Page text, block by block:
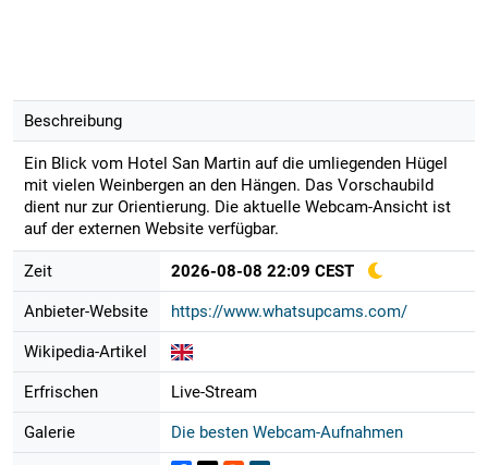
Beschreibung
Ein Blick vom Hotel San Martin auf die umliegenden Hügel
mit vielen Weinbergen an den Hängen. Das Vorschaubild
dient nur zur Orientierung. Die aktuelle Webcam-Ansicht ist
auf der externen Website verfügbar.
Zeit 2026-08-08 22:09 CEST
Anbieter-Website https://www.whatsupcams.com/
Wikipedia-Artikel
Erfrischen Live-Stream
Galerie Die besten Webcam-Aufnahmen